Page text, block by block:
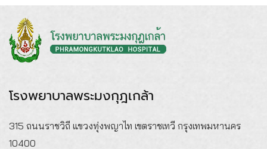
โรงพยาบาลพระมงกุฎเกล้า
315 ถนนราชวิถี แขวงทุ่งพญาไท เขตราชเทวี กรุงเทพมหานคร
10400